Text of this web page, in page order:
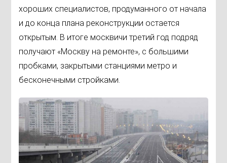
хороших специалистов, продуманного от начала
и до конца плана реконструкции остается
открытым. В итоге москвичи третий год подряд
получают «Москву на ремонте», с большими
пробками, закрытыми станциями метро и
бесконечными стройками.